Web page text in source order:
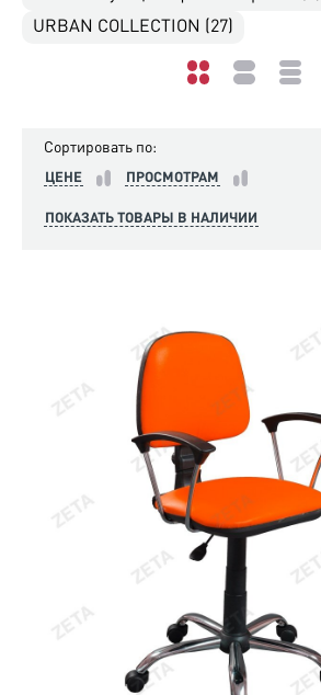
URBAN COLLECTION (27)
Сортировать по:
ЦЕНЕ ПРОСМОТРАМ
ПОКАЗАТЬ ТОВАРЫ В НАЛИЧИИ